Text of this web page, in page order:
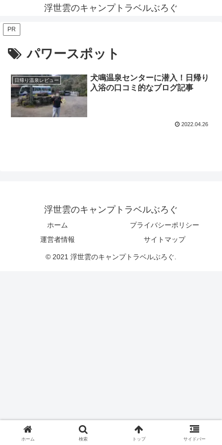
浮世雲のキャンプトラベルぶろぐ
PR
パワースポット
日帰り温泉レビュー
犬鳴温泉センターに潜入！日帰り
入浴の口コミ的なブログ記事
2022.04.26
浮世雲のキャンプトラベルぶろぐ
ホーム
プライバシーポリシー
運営者情報
サイトマップ
© 2021 浮世雲のキャンプトラベルぶろぐ.
ホーム 検索 トップ サイドバー